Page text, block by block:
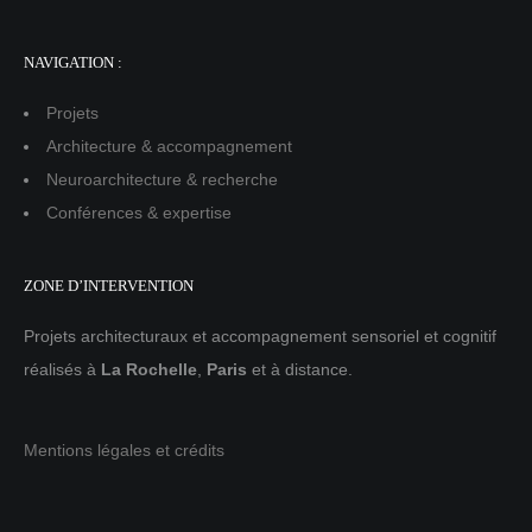
NAVIGATION :
Projets
Architecture & accompagnement
Neuroarchitecture & recherche
Conférences & expertise
ZONE D’INTERVENTION
Projets architecturaux et accompagnement sensoriel et cognitif
réalisés à La Rochelle Paris et à distance.
Mentions légales et crédits